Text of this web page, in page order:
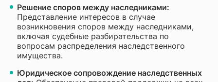
Решение споров между наследниками:
Представление интересов в случае
возникновения споров между наследниками,
включая судебные разбирательства по
вопросам распределения наследственного
имущества.
Юридическое сопровождение наследственных